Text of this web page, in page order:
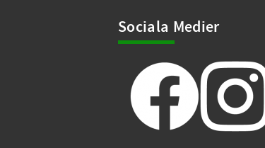
Sociala Medier